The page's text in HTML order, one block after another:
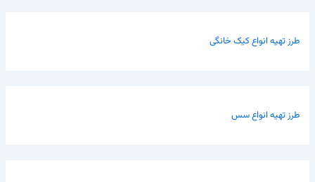
طرز تهیه انواع کیک خانگی
طرز تهیه انواع سس